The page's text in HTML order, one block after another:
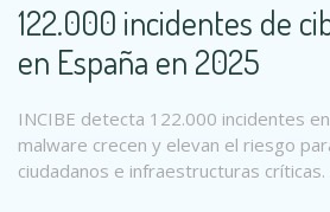
122.000 incidentes de
en España en 2025
INCIBE detecta 122.000 incidentes
malware crecen y elevan el riesgo
ciudadanos e infraestructuras críticas.